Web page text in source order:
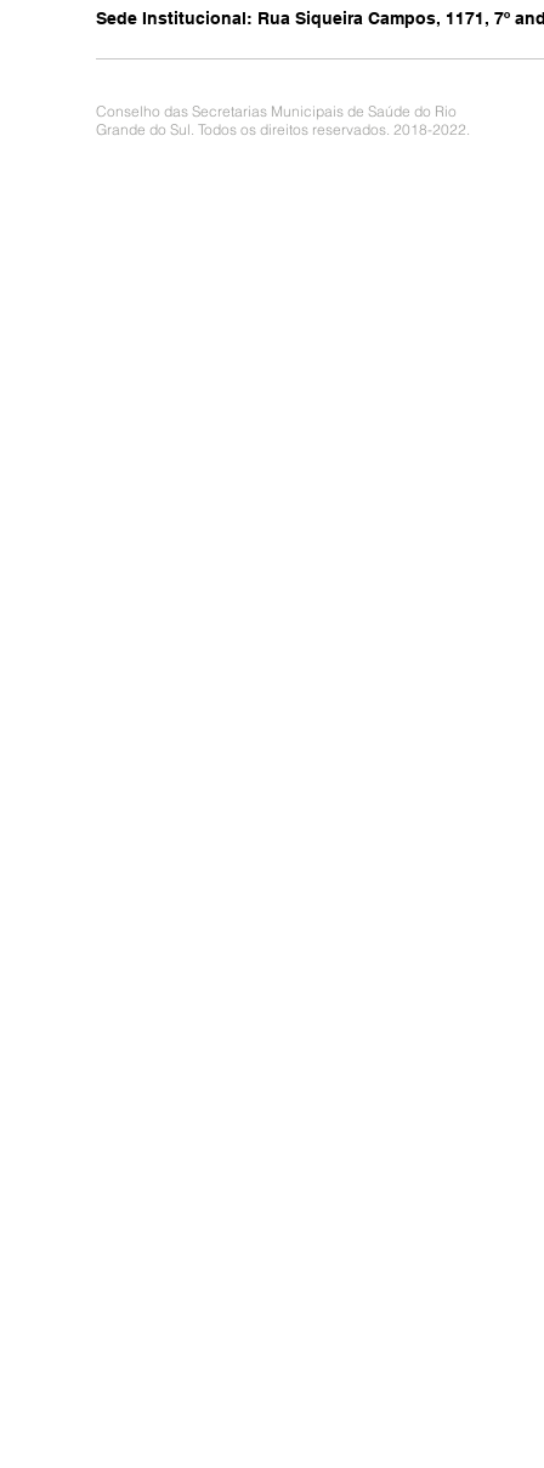
Sede Institucional: Rua Siqueira Campos, 1171, 7º
Conselho das Secretarias Municipais de Saúde do Rio
Grande do Sul. Todos os direitos reservados. 2018-2022.